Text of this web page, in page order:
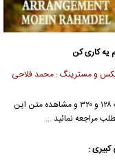
یه کاری کن
و مسترینگ : محمد فلاحی
با کیفیت ۱۲۸ و ۳۲۰ و مشاهده متن این
مراجعه نمائید …
: